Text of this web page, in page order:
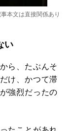
本文は直接関係あり
い
ら、たぶんそ
け、かつて滞
強烈だったの